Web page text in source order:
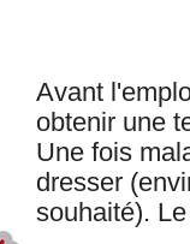
Avant
obtenir une
Une fois
dresser
souhaité).